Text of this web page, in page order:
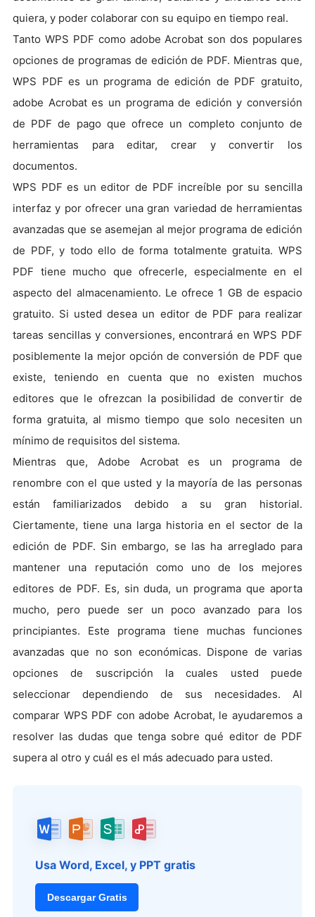
quiera, y poder colaborar con su equipo en tiempo real.
Tanto WPS PDF como adobe Acrobat son dos populares
opciones de programas de edición de PDF. Mientras que,
WPS PDF es un programa de edición de PDF gratuito,
adobe Acrobat es un programa de edición y conversión
de PDF de pago que ofrece un completo conjunto de
herramientas para editar, crear y convertir los
documentos.
WPS PDF es un editor de PDF increíble por su sencilla
interfaz y por ofrecer una gran variedad de herramientas
avanzadas que se asemejan al mejor programa de edición
de PDF, y todo ello de forma totalmente gratuita. WPS
PDF tiene mucho que ofrecerle, especialmente en el
aspecto del almacenamiento. Le ofrece 1 GB de espacio
gratuito. Si usted desea un editor de PDF para realizar
tareas sencillas y conversiones, encontrará en WPS PDF
posiblemente la mejor opción de conversión de PDF que
existe, teniendo en cuenta que no existen muchos
editores que le ofrezcan la posibilidad de convertir de
forma gratuita, al mismo tiempo que solo necesiten un
mínimo de requisitos del sistema.
Mientras que, Adobe Acrobat es un programa de
renombre con el que usted y la mayoría de las personas
están familiarizados debido a su gran historial.
Ciertamente, tiene una larga historia en el sector de la
edición de PDF. Sin embargo, se las ha arreglado para
mantener una reputación como uno de los mejores
editores de PDF. Es, sin duda, un programa que aporta
mucho, pero puede ser un poco avanzado para los
principiantes. Este programa tiene muchas funciones
avanzadas que no son económicas. Dispone de varias
opciones de suscripción la cuales usted puede
seleccionar dependiendo de sus necesidades. Al
comparar WPS PDF con adobe Acrobat, le ayudaremos a
resolver las dudas que tenga sobre qué editor de PDF
supera al otro y cuál es el más adecuado para usted.
Usa Word, Excel, y PPT gratis
Descargar Gratis